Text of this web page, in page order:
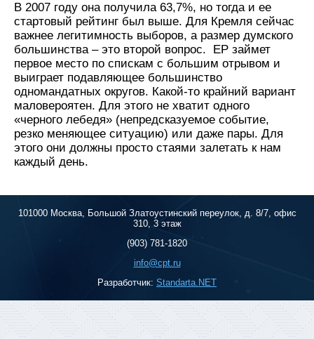
В 2007 году она получила 63,7%, но тогда и ее
стартовый рейтинг был выше. Для Кремля сейчас
важнее легитимность выборов, а размер думского
большинства – это второй вопрос. ЕР займет
первое место по спискам с большим отрывом и
выиграет подавляющее большинство
одномандатных округов. Какой-то крайний вариант
маловероятен. Для этого не хватит одного
«черного лебедя» (непредсказуемое событие,
резко меняющее ситуацию) или даже пары. Для
этого они должны просто стаями залетать к нам
каждый день.
101000 Москва, Большой Златоустинский переулок, д. 8/7, офис
310, 3 этаж
(903) 781-1820
info@cpt.ru
Разработчик: Standarta.NET